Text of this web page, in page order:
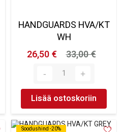
HANDGUARDS HVA/KT
WH
26,50 €
33,00 €
Lisää ostoskoriin
Soodushind -20%
Soodushind -20%